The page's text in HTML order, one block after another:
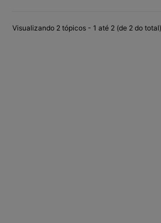
Visualizando 2 tópicos - 1 até 2 (de 2 do total)